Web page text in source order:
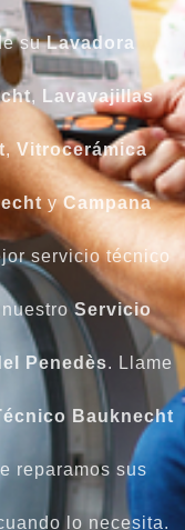
suLavadora
, Lavavajillas
,Vitrocerámica
yCampana
servicio técnico
nuestroServicio
Penedès. Llame
Bauknecht
reparamos sus
lo necesita.